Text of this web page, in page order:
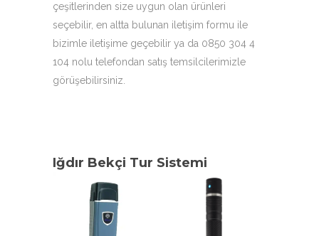
çeşitlerinden size uygun olan ürünleri
seçebilir, en altta bulunan iletişim formu ile
bizimle iletişime geçebilir ya da 0850 304 4
104 nolu telefondan satış temsilcilerimizle
görüşebilirsiniz.
Iğdır Bekçi Tur Sistemi